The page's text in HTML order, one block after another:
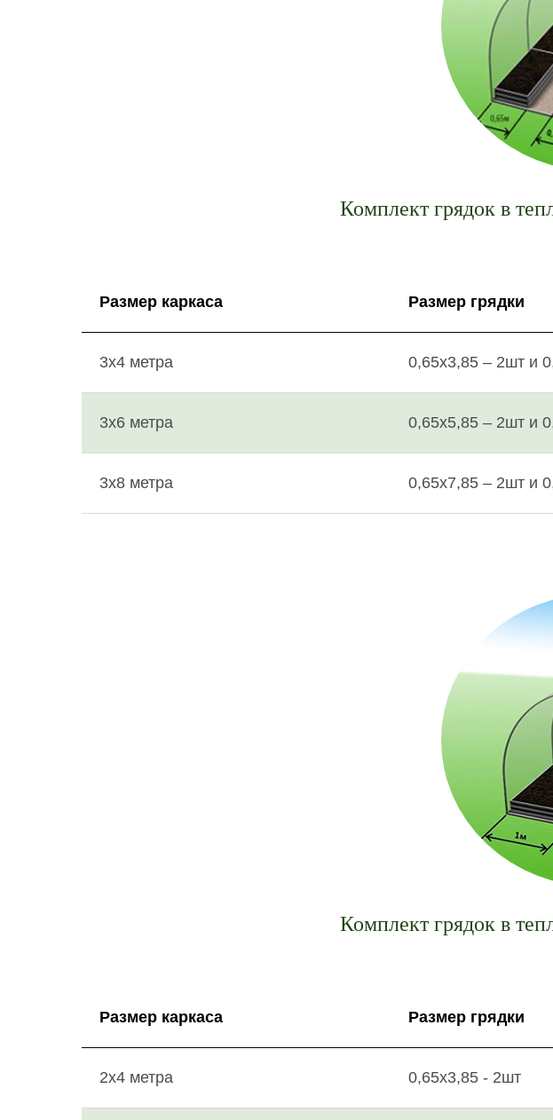
Комплект грядок в
Размер каркаса Размер грядки
3х4 метра 0,65х3,85 – 2шт и
3х6 метра 0,65х5,85 – 2шт и
3х8 метра 0,65х7,85 – 2шт и
Комплект грядок в
Размер каркаса Размер грядки
2х4 метра 0,65х3,85 - 2шт